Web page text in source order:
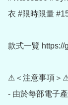
衣 #限時限量
款式一覽 https://
⚠＜注意事項＞
- 由於每部電子